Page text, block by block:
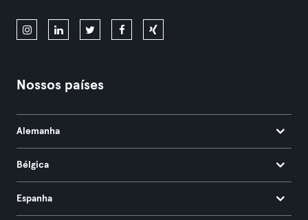
Nossos países
Alemanha
Bélgica
Espanha